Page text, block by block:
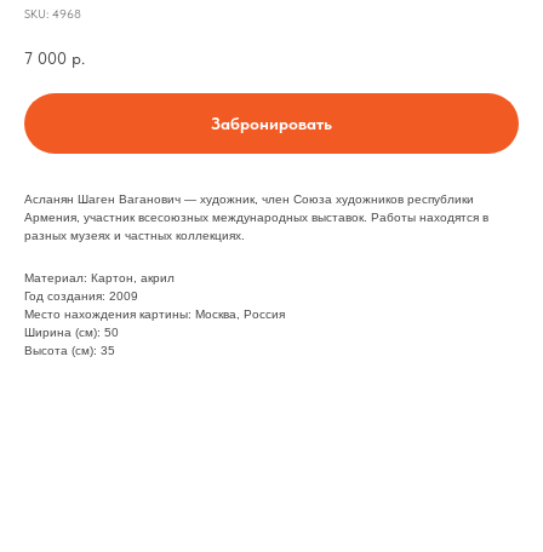
SKU: 4968
7 000 р.
Забронировать
Асланян Шаген Ваганович — художник, член Союза художников республики
Армения, участник всесоюзных международных выставок. Работы находятся в
разных музеях и частных коллекциях.
Материал: Картон, акрил
Год создания: 2009
Место нахождения картины: Москва, Россия
Ширина (см): 50
Высота (см): 35